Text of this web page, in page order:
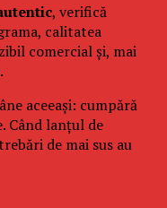
, verifică
calitatea
comercial și, mai
aceeași: cumpără
Când lanțul de
de mai sus au